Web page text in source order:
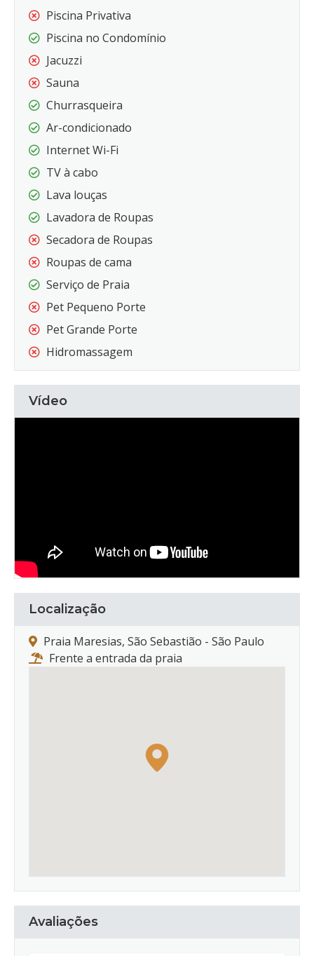
Piscina Privativa
Piscina no Condomínio
Jacuzzi
Sauna
Churrasqueira
Ar-condicionado
Internet Wi-Fi
TV à cabo
Lava louças
Lavadora de Roupas
Secadora de Roupas
Roupas de cama
Serviço de Praia
Pet Pequeno Porte
Pet Grande Porte
Hidromassagem
Vídeo
Localização
Praia Maresias, São Sebastião - São Paulo
Frente a entrada da praia
Avaliações